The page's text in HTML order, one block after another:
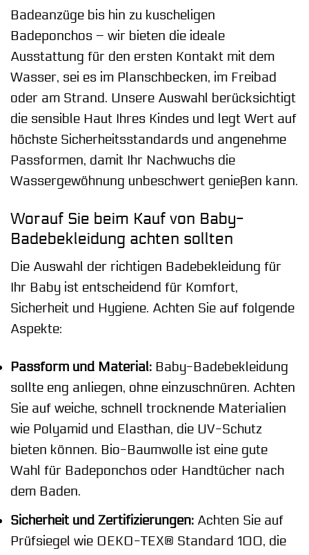
Badeanzüge bis hin zu kuscheligen
Badeponchos – wir bieten die ideale
Ausstattung für den ersten Kontakt mit dem
Wasser, sei es im Planschbecken, im Freibad
oder am Strand. Unsere Auswahl berücksichtigt
die sensible Haut Ihres Kindes und legt Wert auf
höchste Sicherheitsstandards und angenehme
Passformen, damit Ihr Nachwuchs die
Wassergewöhnung unbeschwert genießen kann.
Worauf Sie beim Kauf von Baby-
Badebekleidung achten sollten
Die Auswahl der richtigen Badebekleidung für
Ihr Baby ist entscheidend für Komfort,
Sicherheit und Hygiene. Achten Sie auf folgende
Aspekte:
Passform und Material: Baby-Badebekleidung
sollte eng anliegen, ohne einzuschnüren. Achten
Sie auf weiche, schnell trocknende Materialien
wie Polyamid und Elasthan, die UV-Schutz
bieten können. Bio-Baumwolle ist eine gute
Wahl für Badeponchos oder Handtücher nach
dem Baden.
Sicherheit und Zertifizierungen: Achten Sie auf
Prüfsiegel wie OEKO-TEX® Standard 100, die